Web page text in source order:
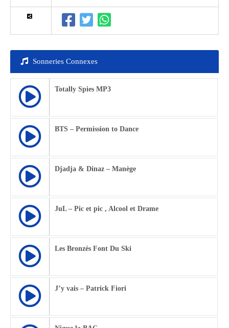
Sonneries Connexes
Totally Spies MP3
BTS – Permission to Dance
Djadja & Dinaz – Manège
JuL – Pic et pic , Alcool et Drame
Les Bronzés Font Du Ski
J’y vais – Patrick Fiori